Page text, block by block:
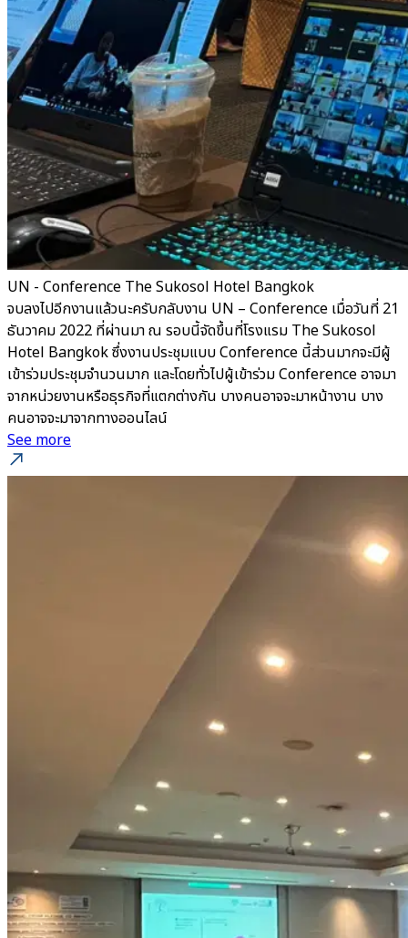
UN - Conference The Sukosol Hotel Bangkok
จบลงไปอีกงานแล้วนะครับกลับงาน UN – Conference เมื่อวันที่ 21
ธันวาคม 2022 ที่ผ่านมา ณ รอบนี้จัดขึ้นที่โรงแรม The Sukosol
Hotel Bangkok ซึ่งงานประชุมแบบ Conference นี้ส่วนมากจะมีผู้
เข้าร่วมประชุมจำนวนมาก และโดยทั่วไปผู้เข้าร่วม Conference อาจมา
จากหน่วยงานหรือธุรกิจที่แตกต่างกัน บางคนอาจจะมาหน้างาน บาง
คนอาจจะมาจากทางออนไลน์
See more